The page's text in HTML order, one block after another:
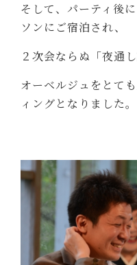
そして、パーティ後
ソンにご宿泊され、
２次会ならぬ「夜通
オーベルジュをとて
ィングとなりました。